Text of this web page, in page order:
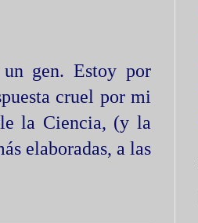
gen. Estoy por
cruel por mi
la Ciencia, (y la
elaboradas, a las